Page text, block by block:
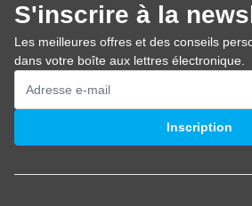
S'inscrire à la
Les meilleures offres et des conseils
dans votre boîte aux lettres électronique.
Adresse mail
Inscription